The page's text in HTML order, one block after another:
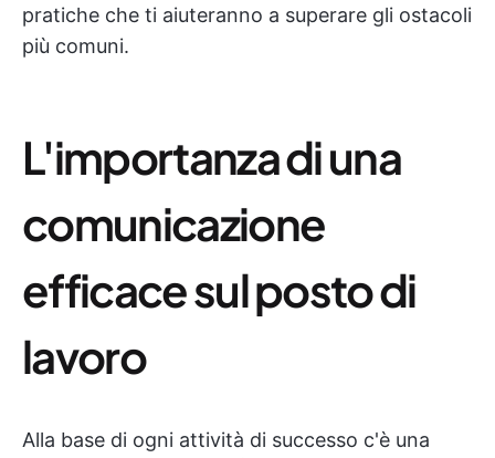
pratiche che ti aiuteranno a superare gli ostacoli
più comuni.
L'importanza di una
comunicazione
efficace sul posto di
lavoro
Alla base di ogni attività di successo c'è una